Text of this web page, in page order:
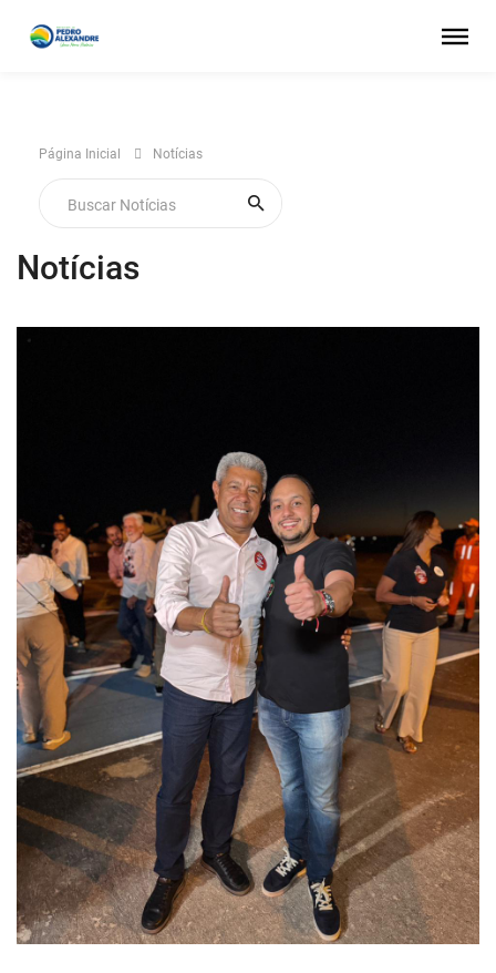
Página Inicial Notícias
Notícias